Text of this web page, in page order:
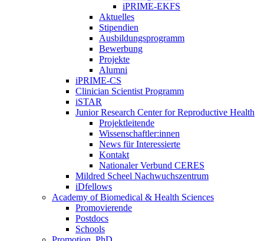
iPRIME-EKFS
Aktuelles
Stipendien
Ausbildungsprogramm
Bewerbung
Projekte
Alumni
iPRIME-CS
Clinician Scientist Programm
iSTAR
Junior Research Center for Reproductive Health
Projektleitende
Wissenschaftler:innen
News für Interessierte
Kontakt
Nationaler Verbund CERES
Mildred Scheel Nachwuchszentrum
iDfellows
Academy of Biomedical & Health Sciences
Promovierende
Postdocs
Schools